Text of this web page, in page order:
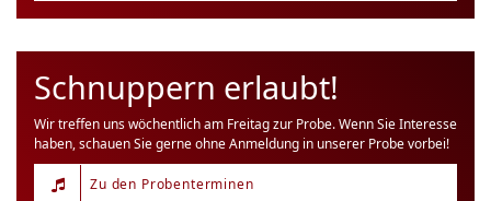
Schnuppern erlaubt!
Wir treffen uns wöchentlich am Freitag zur Probe. Wenn Sie Interesse
haben, schauen Sie gerne ohne Anmeldung in unserer Probe vorbei!
Zu den Probenterminen